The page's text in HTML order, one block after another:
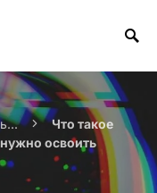
Что такое
освоить